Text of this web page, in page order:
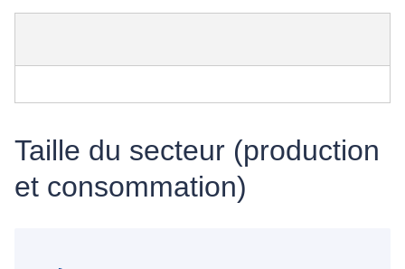
Taille du secteur (production
et consommation)